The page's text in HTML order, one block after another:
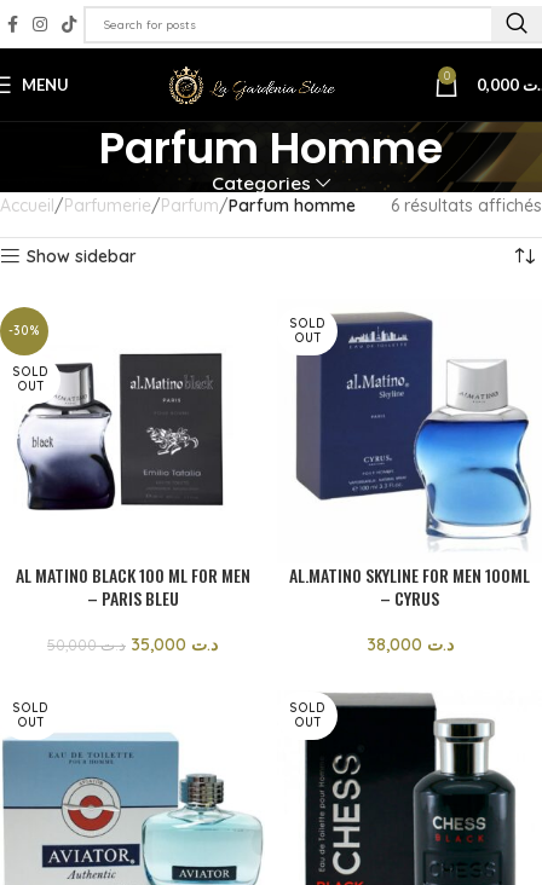
MENU 0
Parfum Homme
Categories
Accueil Parfumerie Parfum Parfum homme 6 résultats affichés
Show sidebar
-30%
SOLD
OUT
AL MATINO BLACK 100 ML FOR MEN
– PARIS BLEU
د.ت50,000 د.ت
SOLD
OUT
AL.MATINO SKYLINE FOR MEN 100ML
– CYRUS
د.ت
SOLD
OUT
SOLD
OUT